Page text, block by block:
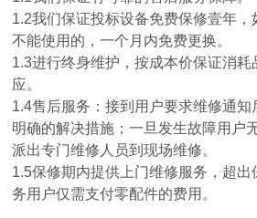
1.2我们保证投标设备免费保修壹年，
不能使用的，一个月内免费更换。
1.3进行终身维护，按成本价保证消耗
应。
1.4售后服务：接到用户要求维修通知
明确的解决措施；一旦发生故障用户
派出专门维修人员到现场维修。
1.5保修期内提供上门维修服务，超出
务用户仅需支付零配件的费用。